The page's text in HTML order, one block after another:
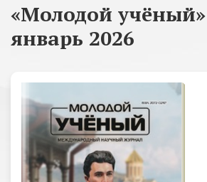
«Молодой
январь 2026